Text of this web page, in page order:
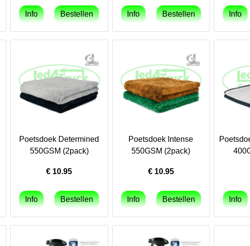
Poetsdoek Determined
550GSM (2pack)
€ 10.95
Poetsdoek Intense
550GSM (2pack)
€ 10.95